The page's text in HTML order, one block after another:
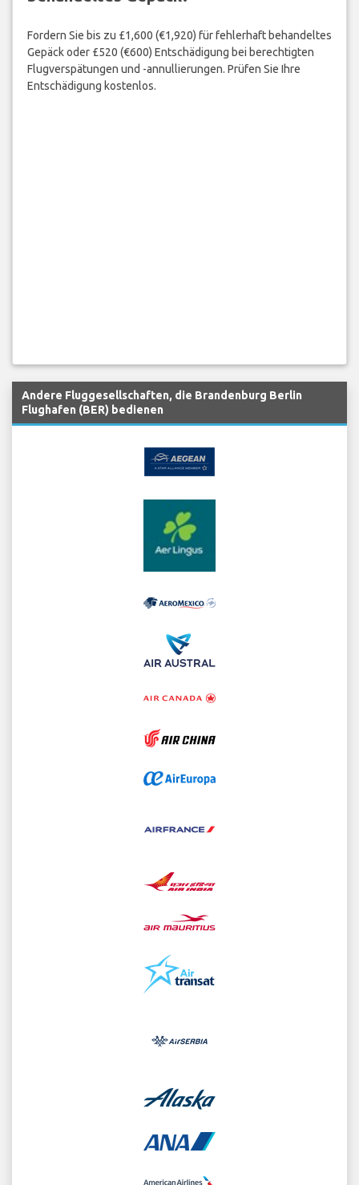
Fordern Sie bis zu £1,600 (€1,920) für fehlerhaft behandeltes
Gepäck oder £520 (€600) Entschädigung bei berechtigten
Flugverspätungen und -annullierungen. Prüfen Sie Ihre
Entschädigung kostenlos.
Andere Fluggesellschaften, die Brandenburg Berlin
Flughafen (BER) bedienen